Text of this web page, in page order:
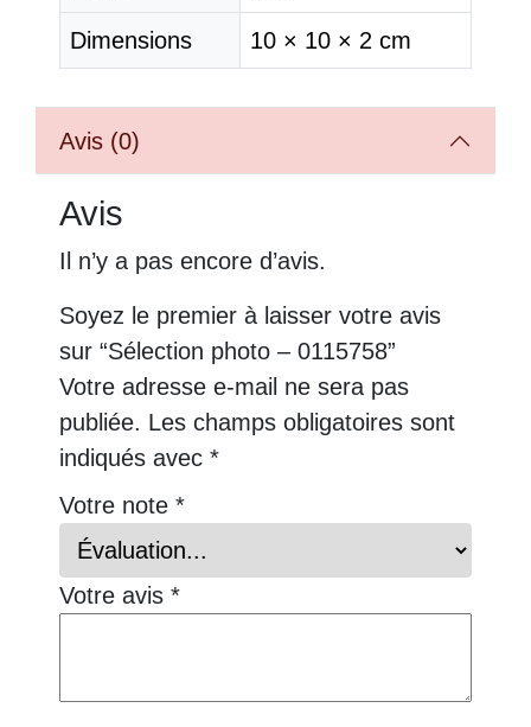
Dimensions 10 × 10 × 2 cm
Avis (0)
Avis
Il n’y a pas encore d’avis.
Soyez le premier à laisser votre avis
sur “Sélection photo – 0115758”
Votre adresse e-mail ne sera pas
publiée. Les champs obligatoires sont
indiqués avec *
Votre note *
Votre avis *